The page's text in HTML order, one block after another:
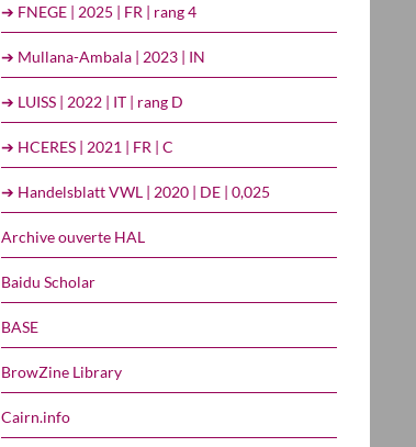
➔ FNEGE | 2025 | FR | rang 4
➔ Mullana-Ambala | 2023 | IN
➔ LUISS | 2022 | IT | rang D
➔ HCERES | 2021 | FR | C
➔ Handelsblatt VWL | 2020 | DE | 0,025
Archive ouverte HAL
Baidu Scholar
BASE
BrowZine Library
Cairn.info